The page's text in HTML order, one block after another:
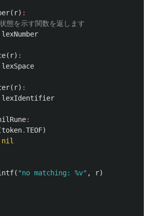
( r) :
態を示す関数を返します
lexNumber
( r) :
lexSpace
( r) :
lexIdentifier
:
token.TEOF)
nil
( "no matching: %v" , r)